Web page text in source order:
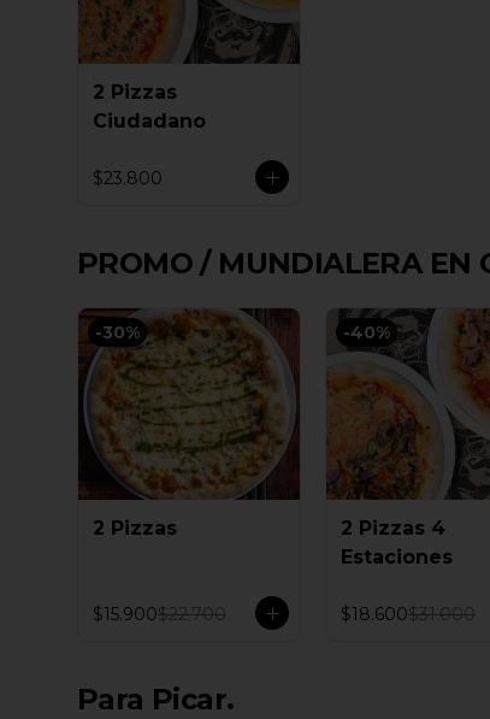
2 Pizzas
Ciudadano
$23.800
PROMO / MUNDIALERA EN
-30%
2 Pizzas
$15.900$22.700
-40%
2 Pizzas 4
Estaciones
$18.600$31.000
Para Picar.